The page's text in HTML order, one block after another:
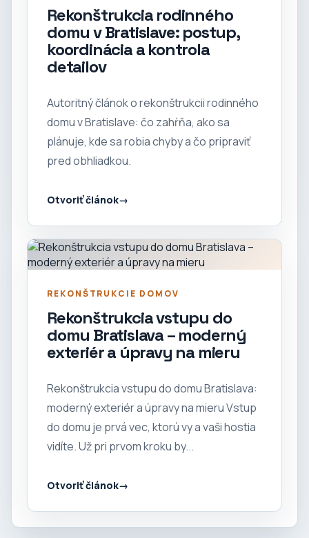
Rekonštrukcia rodinného
domu v Bratislave: postup,
koordinácia a kontrola
detailov
Autoritný článok o rekonštrukcii rodinného
domu v Bratislave: čo zahŕňa, ako sa
plánuje, kde sa robia chyby a čo pripraviť
pred obhliadkou.
Otvoriť článok
REKONŠTRUKCIE DOMOV
Rekonštrukcia vstupu do
domu Bratislava – moderný
exteriér a úpravy na mieru
Rekonštrukcia vstupu do domu Bratislava:
moderný exteriér a úpravy na mieru Vstup
do domu je prvá vec, ktorú vy a vaši hostia
vidíte. Už pri prvom kroku by...
Otvoriť článok